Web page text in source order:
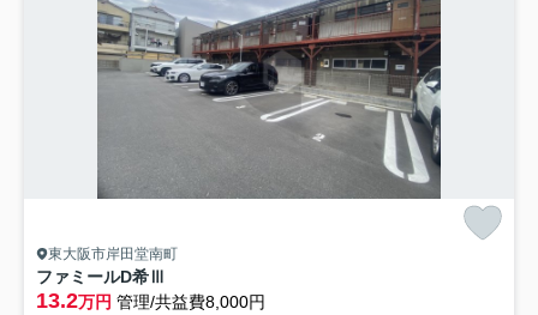
東大阪市岸田堂南町
ファミールD希Ⅲ
13.2万円 管理/共益費8,000円